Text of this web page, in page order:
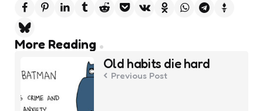
More Reading
Post
navigation
Old habits die hard
Previous Post